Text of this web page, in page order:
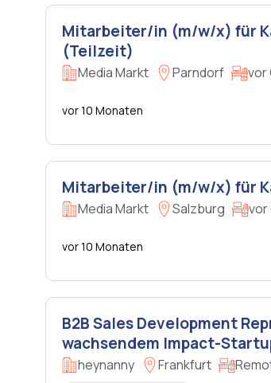
Mitarbeiter/in (m/w/x) für
(Teilzeit)
Media Markt Parndorf vor
vor 10 Monaten
Mitarbeiter/in (m/w/x) für
Media Markt Salzburg vor
vor 10 Monaten
B2B Sales Development
wachsendem Impact-
heynanny Frankfurt